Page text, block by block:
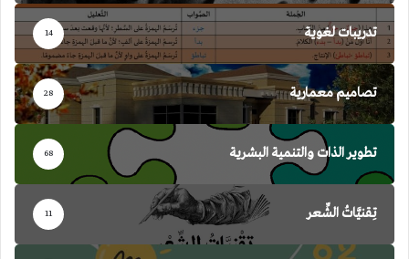
تدريبات لغوية 14
تصاميم معمارية 28
تطوير الذات والتنمية البشرية 68
تِقنيَّاتُ الشِّعر 11